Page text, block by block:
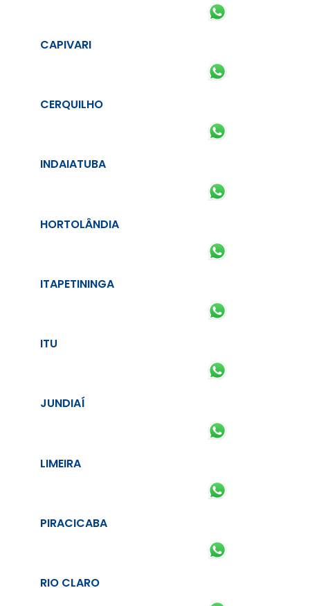
CAPIVARI
CERQUILHO
INDAIATUBA
HORTOLÂNDIA
ITAPETININGA
ITU
JUNDIAÍ
LIMEIRA
PIRACICABA
RIO CLARO